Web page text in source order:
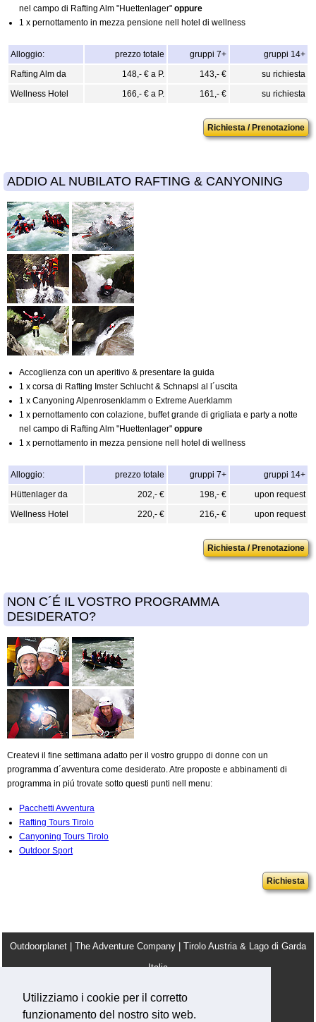
Utilizziamo i cookie per il corretto
funzionamento del nostro sito web.
nel campo di Rafting Alm "Huettenlager"oppure
1 x pernottamento in mezza pensione nell hotel di wellness
Alloggio: prezzo totale gruppi 7+
gruppi 14+
Rafting Alm da
148,- € a P. 143,- €
su richiesta
Wellness Hotel
166,- € a P. 161,- € su richiesta
Richiesta / Prenotazione
ADDIO AL NUBILATO RAFTING & CANYONING
Accoglienza con un aperitivo & presentare la guida
1 x corsa di Rafting Imster Schlucht & Schnapsl al l´uscita
1 x Canyoning Alpenrosenklamm o Extreme Auerklamm
1 x pernottamento con colazione, buffet grande di grigliata e party a notte
nel campo di Rafting Alm "Huettenlager"oppure
1 x pernottamento in mezza pensione nell hotel di wellness
Alloggio: prezzo totale gruppi 7+
gruppi 14+
Hüttenlager da
202,- € 198,- €
upon request
Wellness Hotel
220,- € 216,- € upon request
Richiesta / Prenotazione
NON C´É IL VOSTRO PROGRAMMA
DESIDERATO?
Createvi il fine settimana adatto per il vostro gruppo di donne con un
programma d´avventura come desiderato. Atre proposte e abbinamenti di
programma in piú trovate sotto questi punti nell menu:
Pacchetti Avventura
Rafting Tours Tirolo
Canyoning Tours Tirolo
Outdoor Sport
Richiesta
Outdoorplanet | The Adventure Company | Tirolo Austria & Lago di Garda
Italia
Tel: + 43 660 2590555